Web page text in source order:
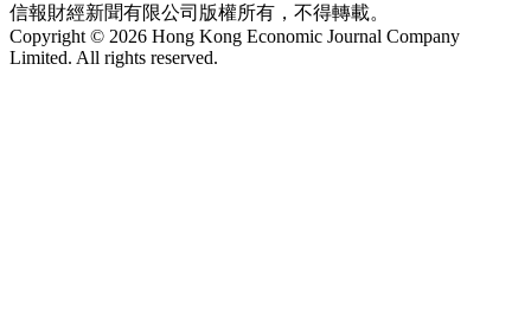
信報財經新聞有限公司版權所有，不得轉載。
Copyright © 2026 Hong Kong Economic Journal Company
Limited. All rights reserved.